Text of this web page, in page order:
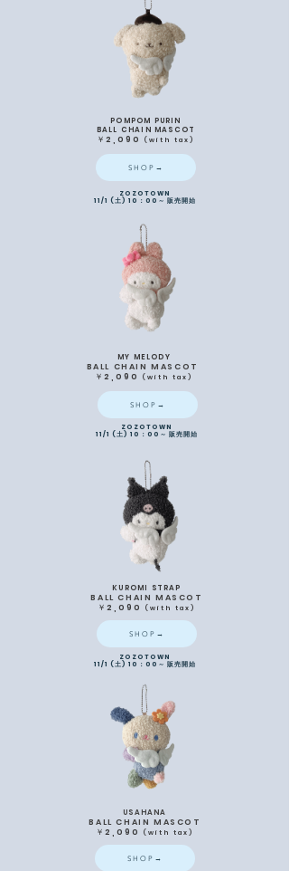
POMPOM PURIN
BALL CHAIN MASCOT
​￥2,090 ( with tax)
SHOP→
ZOZOTOWN
11/1 (土) 10：00～ 販売開始
MY MELODY
BALL CHAIN MASCOT
​￥2,090
( with tax)
SHOP→
ZOZOTOWN
11/1 (土) 10：00～ 販売開始
KUROMI STRAP
BALL CHAIN MASCOT
​￥2,090
( with tax)
SHOP→
ZOZOTOWN
11/1 (土) 10：00～ 販売開始
USAHANA
BALL CHAIN MASCOT
​￥2,090
( with tax)
SHOP→